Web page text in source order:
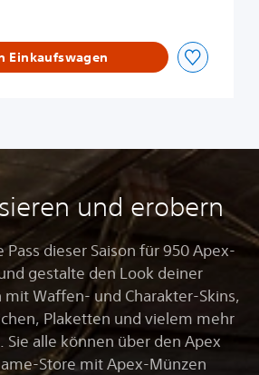
Einkaufswagen
und erobern
Pass dieser Saison für 950 Apex-
gestalte den Look deiner
Waffen- und Charakter-Skins,
Plaketten und vielem mehr
Sie alle können über den Apex
Store mit Apex-Münzen